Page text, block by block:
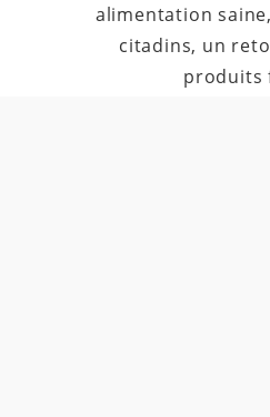
alimentation
citadins, un
produits